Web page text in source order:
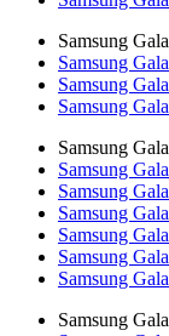
Samsung
Samsung
Samsung
Samsung
Samsung
Samsung
Samsung
Samsung
Samsung
Samsung
Samsung
Samsung